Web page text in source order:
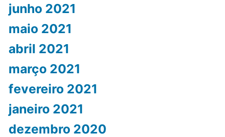
junho 2021
maio 2021
abril 2021
março 2021
fevereiro 2021
janeiro 2021
dezembro 2020